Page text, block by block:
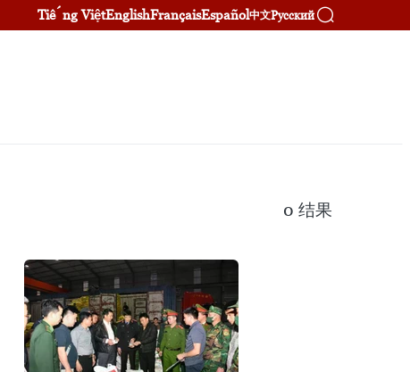
Tiếng ViệtEnglishFrançaisEspañol中文Русский
0 结果